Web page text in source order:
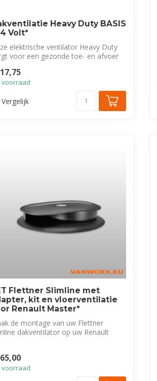
Heavy Duty BASIS
Volt*
elektrische ventilator Heavy Duty
voor een gezonde toe- en afvoer
voorraad
Vergelijk
Flettner Slimline met
kit en vloerventilatie
Renault Master*
de montage van uw Flettner
dakventilator op uw Renault
voorraad